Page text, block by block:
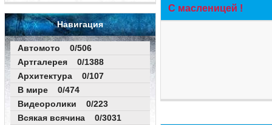
Навигация
Автомото 0/506
Артгалерея 0/1388
Архитектура 0/107
В мире 0/474
Видеоролики 0/223
Всякая всячина 0/3031
С масленицей !